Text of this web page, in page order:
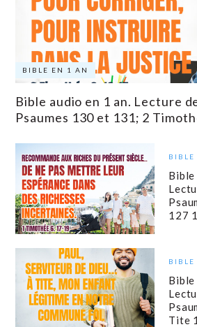
BIBLE EN 1 AN
Bible audio en 1 an. Lecture
Psaumes 130 et 131; 2
BIBLE
Bible
127
BIBLE
Bible
Tite